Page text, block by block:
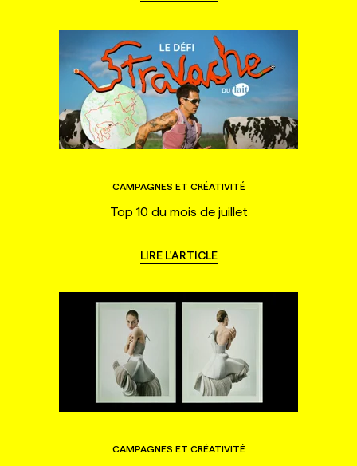
CAMPAGNES ET CRÉATIVITÉ
Top 10 du mois de juillet
LIRE L'ARTICLE
CAMPAGNES ET CRÉATIVITÉ